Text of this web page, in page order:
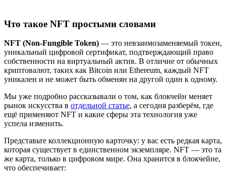
Что такое NFT простыми словами
NFT (Non-Fungible Token) — это невзаимозаменяемый токен,
уникальный цифровой сертификат, подтверждающий право
собственности на виртуальный актив. В отличие от обычных
криптовалют, таких как Bitcoin или Ethereum, каждый NFT
уникален и не может быть обменян на другой один к одному.
Мы уже подробно рассказывали о том, как блокчейн меняет
рынок искусства в отдельной статье, а сегодня разберём, где
ещё применяют NFT и какие сферы эта технология уже
успела изменить.
Представьте коллекционную карточку: у вас есть редкая карта,
которая существует в единственном экземпляре. NFT — это та
же карта, только в цифровом мире. Она хранится в блокчейне,
что обеспечивает: